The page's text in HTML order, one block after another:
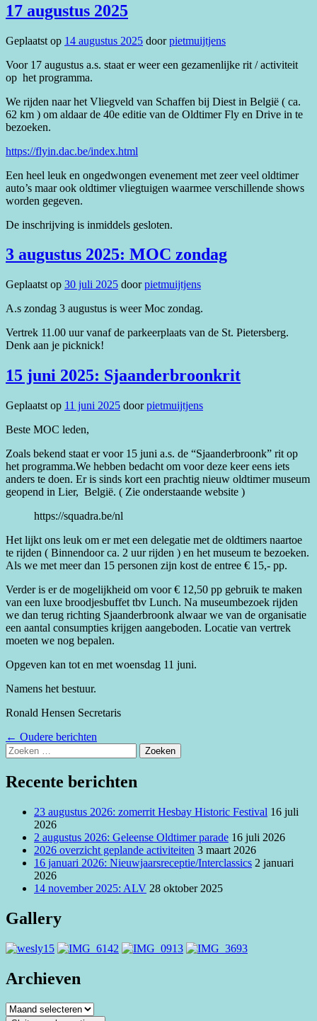
17 augustus 2025
Geplaatst op 14 augustus 2025 doorpietmuijtjens
Voor 17 augustus a.s. staat er weer een gezamenlijke rit / activiteit
op het programma.
We rijden naar het Vliegveld van Schaffen bij Diest in België ( ca.
62 km ) om aldaar de 40e editie van de Oldtimer Fly en Drive in te
bezoeken.
https://flyin.dac.be/index.html
Een heel leuk en ongedwongen evenement met zeer veel oldtimer
auto’s maar ook oldtimer vliegtuigen waarmee verschillende shows
worden gegeven.
De inschrijving is inmiddels gesloten.
3 augustus 2025: MOC zondag
Geplaatst op 30 juli 2025 doorpietmuijtjens
A.s zondag 3 augustus is weer Moc zondag.
Vertrek 11.00 uur vanaf de parkeerplaats van de St. Pietersberg.
Denk aan je picknick!
15 juni 2025: Sjaanderbroonkrit
Geplaatst op 11 juni 2025 doorpietmuijtjens
Beste MOC leden,
Zoals bekend staat er voor 15 juni a.s. de “Sjaanderbroonk” rit op
het programma.We hebben bedacht om voor deze keer eens iets
anders te doen. Er is sinds kort een prachtig nieuw oldtimer museum
geopend in Lier, België. ( Zie onderstaande website )
https://squadra.be/nl
Het lijkt ons leuk om er met een delegatie met de oldtimers naartoe
te rijden ( Binnendoor ca. 2 uur rijden ) en het museum te bezoeken.
Als we met meer dan 15 personen zijn kost de entree € 15,- pp.
Verder is er de mogelijkheid om voor € 12,50 pp gebruik te maken
van een luxe broodjesbuffet tbv Lunch. Na museumbezoek rijden
we dan terug richting Sjaanderbroonk alwaar we van de organisatie
een aantal consumpties krijgen aangeboden. Locatie van vertrek
moeten we nog bepalen.
Opgeven kan tot en met woensdag 11 juni.
Namens het bestuur.
Ronald Hensen Secretaris
Berichtennavigatie
← Oudere berichten
Zoeken
naar:
Recente berichten
23 augustus 2026: zomerrit Hesbay Historic Festival 16 juli
2026
2 augustus 2026: Geleense Oldtimer parade 16 juli 2026
2026 overzicht geplande activiteiten 3 maart 2026
16 januari 2026: Nieuwjaarsreceptie/Interclassics 2 januari
2026
14 november 2025: ALV 28 oktober 2025
Gallery
Archieven
Archieven